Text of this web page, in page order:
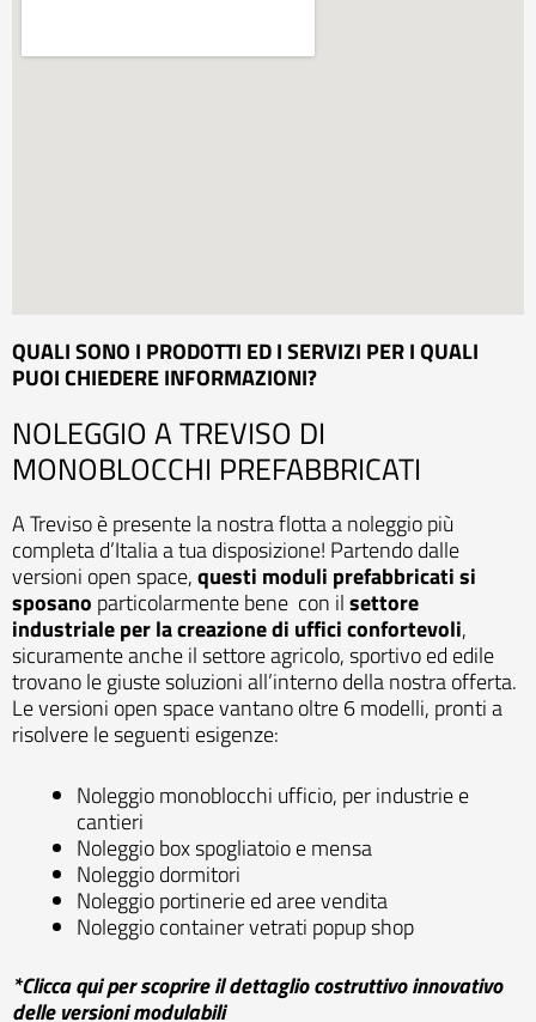
QUALI SONO I PRODOTTI ED I SERVIZI PER I QUALI
PUOI CHIEDERE INFORMAZIONI?
NOLEGGIO A TREVISO DI
MONOBLOCCHI PREFABBRICATI
A Treviso è presente la nostra flotta a noleggio più
completa d’Italia a tua disposizione! Partendo dalle
versioni open space,questi moduli prefabbricati si
sposano particolarmente bene con ilsettore
industriale per la creazione di uffici confortevoli,
sicuramente anche il settore agricolo, sportivo ed edile
trovano le giuste soluzioni all’interno della nostra offerta.
Le versioni open space vantano oltre 6 modelli, pronti a
risolvere le seguenti esigenze:
Noleggio monoblocchi ufficio, per industrie e
cantieri
Noleggio box spogliatoio e mensa
Noleggio dormitori
Noleggio portinerie ed aree vendita
Noleggio container vetrati popup shop
*Clicca qui per scoprire il dettaglio costruttivo innovativo
delle versioni modulabili